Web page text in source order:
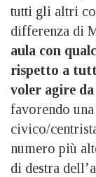
tutti gli altri
differenza di
aula con
rispetto a
voler agire
favorendo
civico/
numero più
di destra